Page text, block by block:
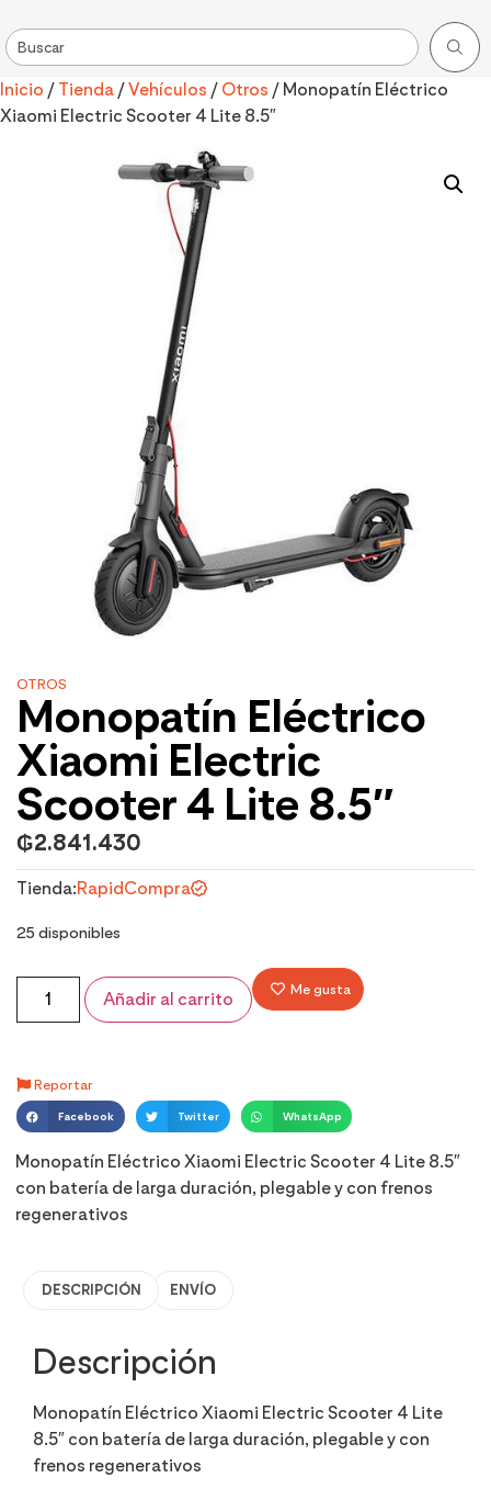
Inicio / Tienda /Vehículos / Otros / Monopatín Eléctrico
Xiaomi Electric Scooter 4 Lite 8.5″
OTROS
Monopatín Eléctrico
Xiaomi Electric
Scooter 4 Lite 8.5″
₲2.841.430
Tienda:RapidCompra
25 disponibles
Añadir al carrito Me gusta
Reportar
Facebook Twitter WhatsApp
Monopatín Eléctrico Xiaomi Electric Scooter 4 Lite 8.5″
con batería de larga duración, plegable y con frenos
regenerativos
DESCRIPCIÓN ENVÍO
Descripción
Monopatín Eléctrico Xiaomi Electric Scooter 4 Lite
8.5″ con batería de larga duración, plegable y con
frenos regenerativos